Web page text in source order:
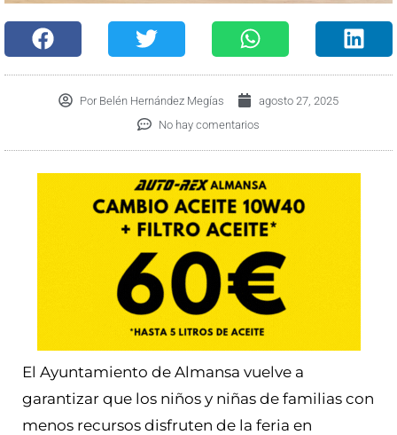
Por Belén Hernández Megías
agosto 27, 2025
No hay comentarios
El Ayuntamiento de Almansa vuelve a
garantizar que los niños y niñas de familias con
menos recursos disfruten de la feria en